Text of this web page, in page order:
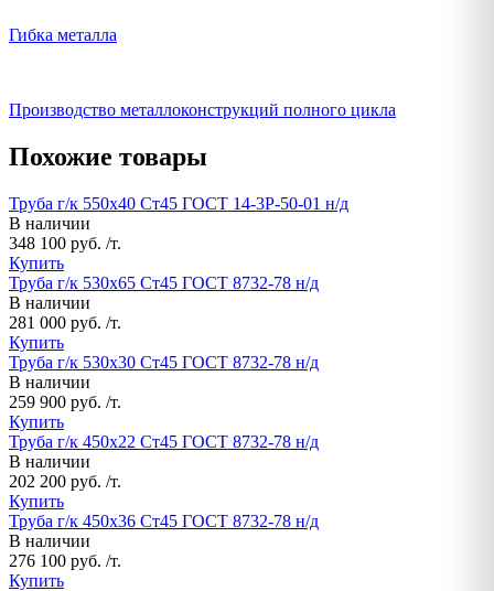
Гибка металла
Производство металлоконструкций полного цикла
Похожие товары
Труба г/к 550х40 Ст45 ГОСТ 14-3Р-50-01 н/д
В наличии
348 100 руб. /т.
Купить
Труба г/к 530х65 Ст45 ГОСТ 8732-78 н/д
В наличии
281 000 руб. /т.
Купить
Труба г/к 530х30 Ст45 ГОСТ 8732-78 н/д
В наличии
259 900 руб. /т.
Купить
Труба г/к 450х22 Ст45 ГОСТ 8732-78 н/д
В наличии
202 200 руб. /т.
Купить
Труба г/к 450х36 Ст45 ГОСТ 8732-78 н/д
В наличии
276 100 руб. /т.
Купить